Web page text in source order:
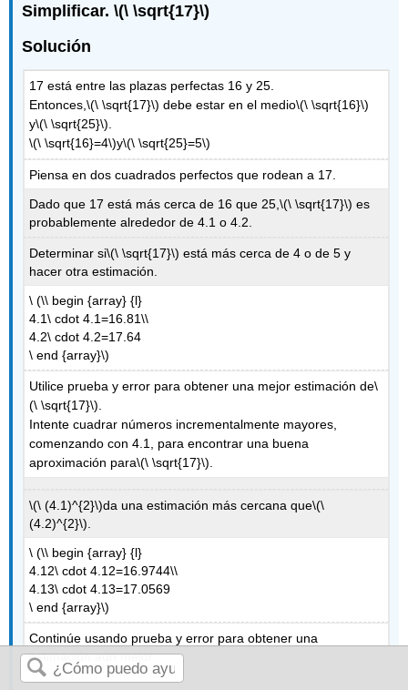
Simplificar.\(\ \sqrt{17}\)
Solución
17 está entre las plazas perfectas 16 y 25.
Entonces,\(\ \sqrt{17}\) debe estar en el medio\(\ \sqrt{16}\)
y\(\ \sqrt{25}\)
\(\ \sqrt{16}=4\)y\(\ \sqrt{25}=5\)
Piensa en dos cuadrados perfectos que rodean a 17.
Dado que 17 está más cerca de 16 que 25,\(\ \sqrt{17}\) es
probablemente alrededor de 4.1 o 4.2.
Determinar si\(\ \sqrt{17}\) está más cerca de 4 o de 5 y
hacer otra estimación.
\ (\\ begin {array} {l}
4.1\ cdot 4.1=16.81\\
4.2\ cdot 4.2=17.64
\ end {array}\)
Utilice prueba y error para obtener una mejor estimación de\
(\ \sqrt{17}\)
Intente cuadrar números incrementalmente mayores,
comenzando con 4.1, para encontrar una buena
aproximación para\(\ \sqrt{17}\)
\(\ (4.1)^{2}\)da una estimación más cercana que\(\
(4.2)^{2}\)
\ (\\ begin {array} {l}
4.12\ cdot 4.12=16.9744\\
4.13\ cdot 4.13=17.0569
\ end {array}\)
Continúe usando prueba y error para obtener una
estimación aún mejor.